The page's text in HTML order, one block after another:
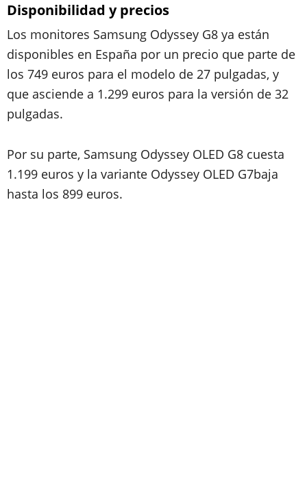
Disponibilidad y precios
Los monitores Samsung Odyssey G8 ya están
disponibles en España por un precio que parte de
los 749 euros para el modelo de 27 pulgadas, y
que asciende a 1.299 euros para la versión de 32
pulgadas.
Por su parte, Samsung Odyssey OLED G8 cuesta
1.199 euros y la variante Odyssey OLED G7baja
hasta los 899 euros.